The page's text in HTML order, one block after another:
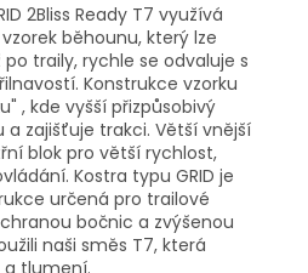
2Bliss Ready T7 využívá
běhounu, který lze
traily, rychle se odvaluje s
Konstrukce vzorku
, kde vyšší přizpůsobivý
zajišťuje trakci. Větší vnější
blok pro větší rychlost,
Kostra typu GRID je
určená pro trailové
bočnic a zvýšenou
naši směs T7, která
a tlumení.